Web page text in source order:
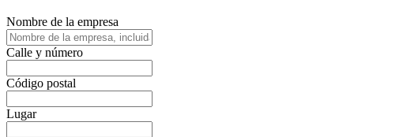
Nombre de la empresa
Calle y número
Código postal
Lugar